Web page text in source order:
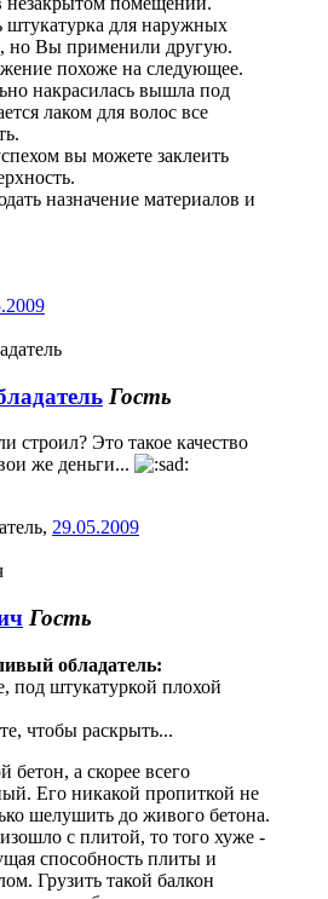
штукатурка для наружных
но Вы применили другую.
похоже на следующее.
накрасилась вышла под
лаком для волос все
вы можете заклеить
назначение материалов и
Гость
строил? Это такое качество
же деньги...
, 29.05.2009
Гость
обладатель:
под штукатуркой плохой
чтобы раскрыть...
бетон, а скорее всего
Его никакой пропиткой не
шелушить до живого бетона.
с плитой, то того хуже -
способность плиты и
Грузить такой балкон